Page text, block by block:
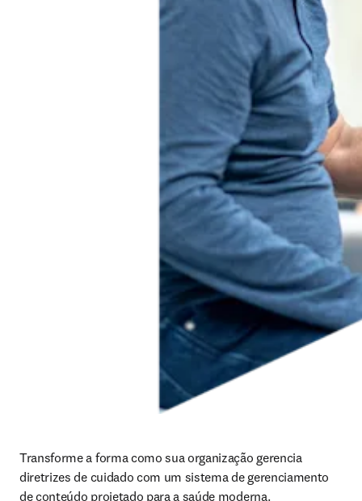
Transforme a forma como sua organização gerencia
diretrizes de cuidado com um sistema de gerenciamento
de conteúdo projetado para a saúde moderna.